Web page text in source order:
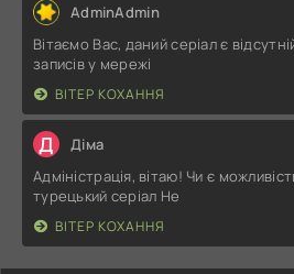
AdminAdmin
Вітаємо Вас, даний серіал є
записів у мережі
ВІТЕР КОХАННЯ
Д Діма
Адміністрація, вітаю! Чи є
турецький серіал Не
ВІТЕР КОХАННЯ